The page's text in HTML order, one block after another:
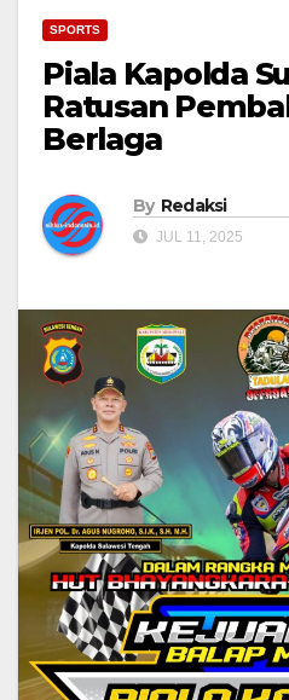
SPORTS
Piala Kapolda
Ratusan
Berlaga
By Redaksi
JUL 11, 2025